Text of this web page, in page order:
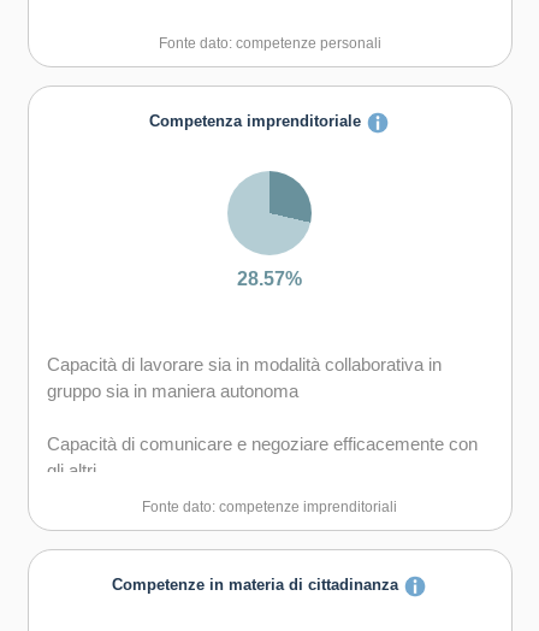
Capacità di comunicare costruttivamente in ambienti
Capacità di creare fiducia e provare empatia
Fonte dato: competenze personali
Competenza imprenditoriale
28.57%
Capacità di lavorare sia in modalità collaborativa in
gruppo sia in maniera autonoma
Capacità di comunicare e negoziare efficacemente con
gli altri
provare empatia
Fonte dato: competenze imprenditoriali
Competenze in materia di cittadinanza